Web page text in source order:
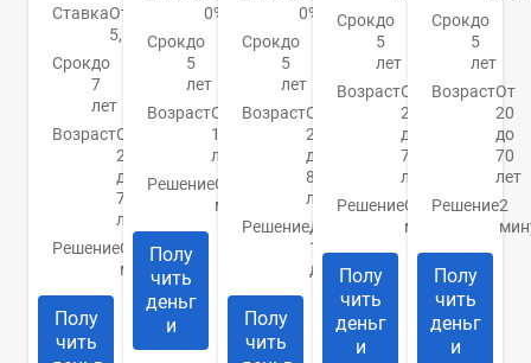
СтавкаОт
5,5%
Срокдо
7
лет
ВозрастОт
23
до
70
лет
РешениеОт 10
минут
Полу
чить
0%
Срокдо
5
лет
ВозрастОт
18
лет
РешениеОт 1
минуты
Полу
чить
деньг
и
0%
Срокдо
5
лет
ВозрастОт
20
до
85
лет
РешениеДо
1
дня
Полу
чить
Срокдо
5
лет
ВозрастОт
21
до
70
лет
РешениеОт 15
минут
Полу
чить
деньг
и
Срокдо
5
лет
ВозрастОт
20
до
70
лет
Решение2
Полу
чить
деньг
и